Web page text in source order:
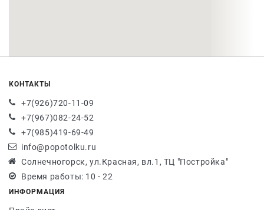
КОНТАКТЫ
+7(926)720-11-09
+7(967)082-24-52
+7(985)419-69-49
info@popotolku.ru
Солнечногорск, ул.Красная, вл.1, ТЦ "Постройка"
Время работы: 10 - 22
ИНФОРМАЦИЯ